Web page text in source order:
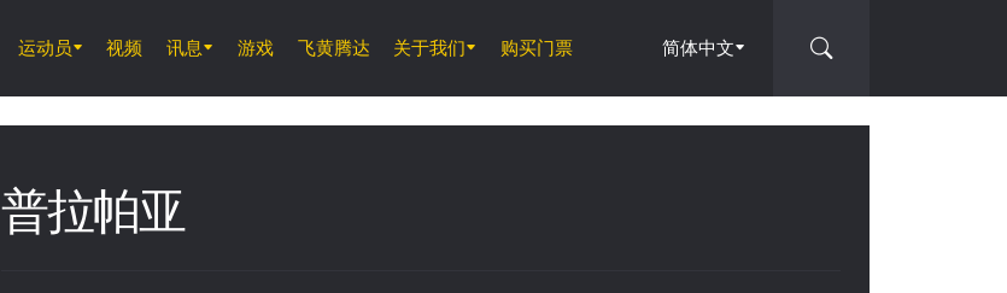
运动员 视频 讯息 游戏 飞黄腾达 关于我们 购买门票 简体中文
普拉帕亚